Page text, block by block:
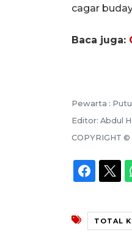
cagar
Baca juga:
Pewarta :
Editor: Abdul
COPYRIGHT ©
TOTAL